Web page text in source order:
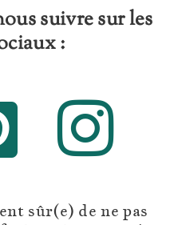
suivre sur les
:
sûr(e) de ne pas